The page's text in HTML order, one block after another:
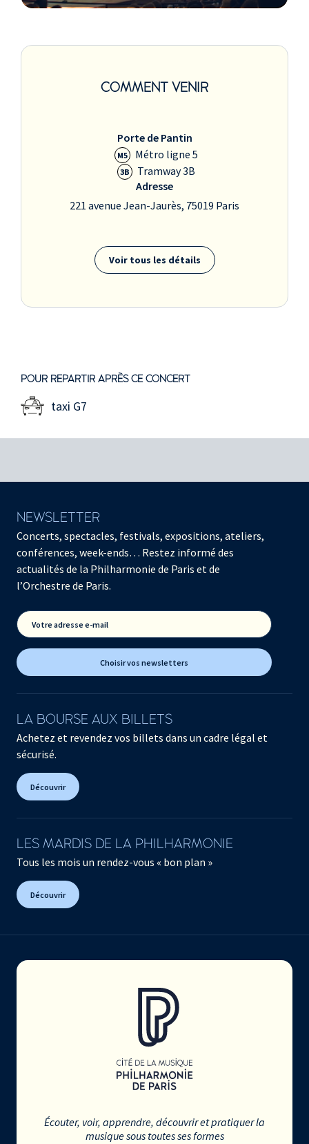
COMMENT VENIR
Porte de Pantin
M5 Métro ligne 5
3B
Tramway 3B
Adresse
221 avenue Jean-Jaurès, 75019 Paris
Voir tous les détails
POUR REPARTIR APRÈS CE CONCERT
taxi G7
NEWSLETTER
Concerts, spectacles, festivals, expositions, ateliers,
conférences, week-ends… Restez informé des
actualités de la Philharmonie de Paris et de
l’Orchestre de Paris.
Votre adresse e-mail
Choisir vos newsletters
LA BOURSE AUX BILLETS
Achetez et revendez vos billets dans un cadre légal et
sécurisé.
Découvrir
LES MARDIS DE LA PHILHARMONIE
Tous les mois un rendez-vous « bon plan »
Découvrir
Écouter, voir, apprendre, découvrir et pratiquer la
musique sous toutes ses formes